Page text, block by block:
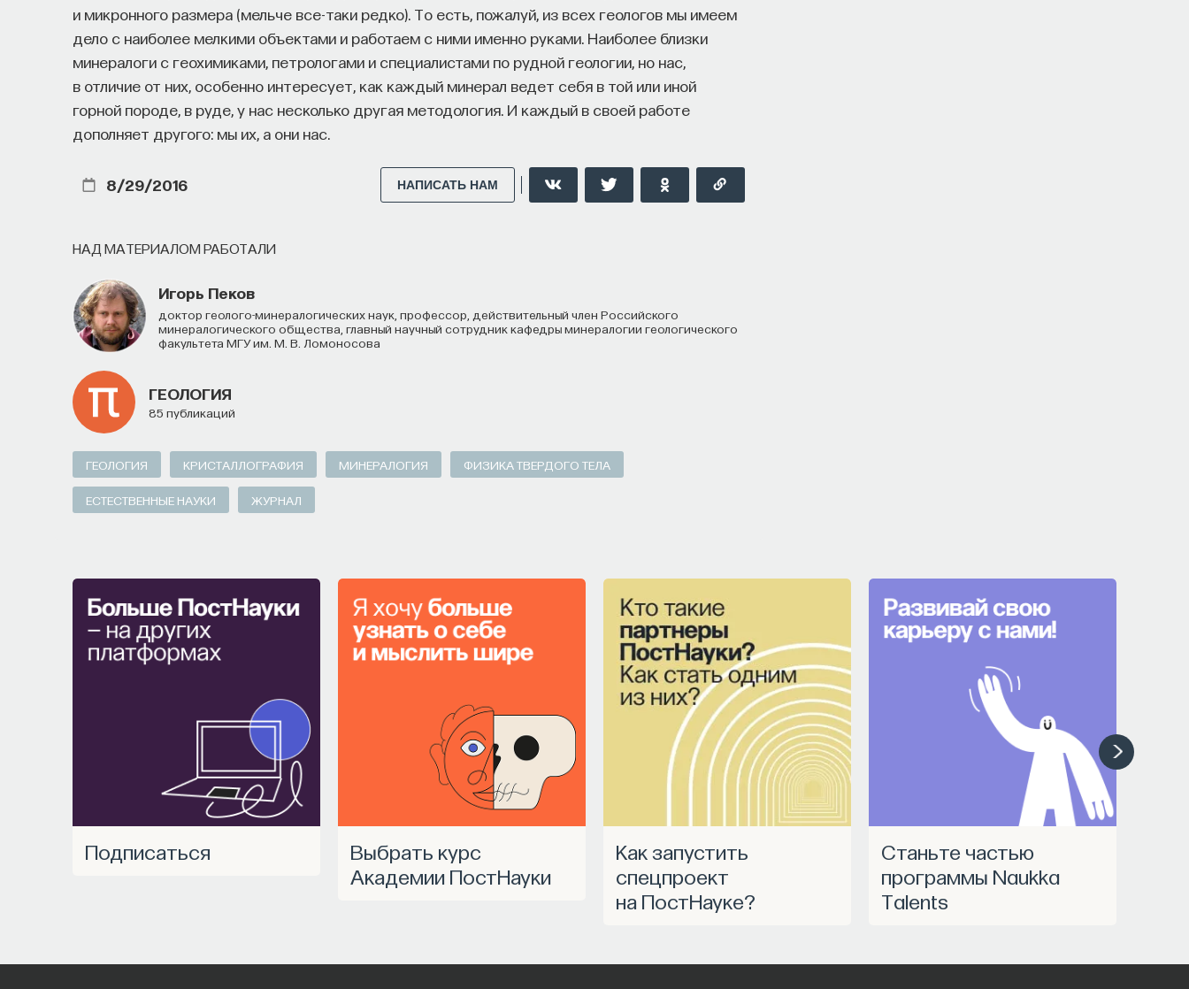
и микронного размера (мельче все-таки редко). То есть, пожалуй, из всех геологов мы имеем
дело с наиболее мелкими объектами и работаем с ними именно руками. Наиболее близки
минералоги с геохимиками, петрологами и специалистами по рудной геологии, но нас,
в отличие от них, особенно интересует, как каждый минерал ведет себя в той или иной
горной породе, в руде, у нас несколько другая методология. И каждый в своей работе
дополняет другого: мы их, а они нас.
8/29/2016 НАПИСАТЬ НАМ
НАД МАТЕРИАЛОМ РАБОТАЛИ
Игорь Пеков
доктор геолого-минералогических наук, профессор, действительный член Российского
минералогического общества, главный научный сотрудник кафедры минералогии геологического
факультета МГУ им. М. В. Ломоносова
ГЕОЛОГИЯ
85 публикаций
ГЕОЛОГИЯ КРИСТАЛЛОГРАФИЯ МИНЕРАЛОГИЯ ФИЗИКА ТВЕРДОГО ТЕЛА
ЕСТЕСТВЕННЫЕ НАУКИ ЖУРНАЛ
Подписаться
Выбрать курс
Академии ПостНауки
Как запустить
спецпроект
на ПостНауке?
Станьте частью
программы Naukka
Talents